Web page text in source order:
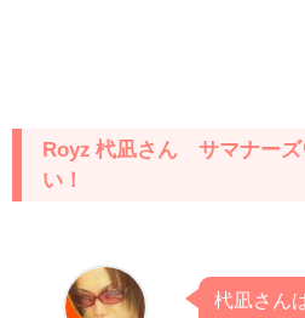
Royz 杙凪さん サマナーズ
い！
杙凪さん